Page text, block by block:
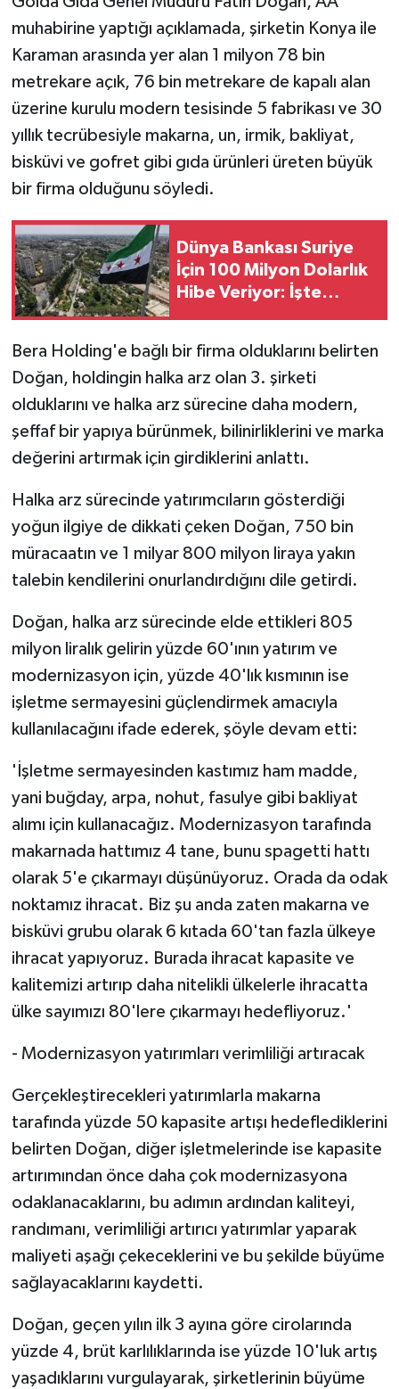
muhabirine yaptığı açıklamada, şirketin Konya ile
Karaman arasında yer alan 1 milyon 78 bin
metrekare açık, 76 bin metrekare de kapalı alan
üzerine kurulu modern tesisinde 5 fabrikası ve 30
yıllık tecrübesiyle makarna, un, irmik, bakliyat,
bisküvi ve gofret gibi gıda ürünleri üreten büyük
bir firma olduğunu söyledi.
Dünya Bankası Suriye
İçin 100 Milyon Dolarlık
Hibe Veriyor: İşte
Bera Holding'e bağlı bir firma olduklarını belirten
Doğan, holdingin halka arz olan 3. şirketi
olduklarını ve halka arz sürecine daha modern,
şeffaf bir yapıya bürünmek, bilinirliklerini ve marka
değerini artırmak için girdiklerini anlattı.
Halka arz sürecinde yatırımcıların gösterdiği
yoğun ilgiye de dikkati çeken Doğan, 750 bin
müracaatın ve 1 milyar 800 milyon liraya yakın
talebin kendilerini onurlandırdığını dile getirdi.
Doğan, halka arz sürecinde elde ettikleri 805
milyon liralık gelirin yüzde 60'ının yatırım ve
modernizasyon için, yüzde 40'lık kısmının ise
işletme sermayesini güçlendirmek amacıyla
kullanılacağını ifade ederek, şöyle devam etti:
'İşletme sermayesinden kastımız ham madde,
yani buğday, arpa, nohut, fasulye gibi bakliyat
alımı için kullanacağız. Modernizasyon tarafında
makarnada hattımız 4 tane, bunu spagetti hattı
olarak 5'e çıkarmayı düşünüyoruz. Orada da odak
noktamız ihracat. Biz şu anda zaten makarna ve
bisküvi grubu olarak 6 kıtada 60'tan fazla ülkeye
ihracat yapıyoruz. Burada ihracat kapasite ve
kalitemizi artırıp daha nitelikli ülkelerle ihracatta
ülke sayımızı 80'lere çıkarmayı hedefliyoruz.'
- Modernizasyon yatırımları verimliliği artıracak
Gerçekleştirecekleri yatırımlarla makarna
tarafında yüzde 50 kapasite artışı hedeflediklerini
belirten Doğan, diğer işletmelerinde ise kapasite
artırımından önce daha çok modernizasyona
odaklanacaklarını, bu adımın ardından kaliteyi,
randımanı, verimliliği artırıcı yatırımlar yaparak
maliyeti aşağı çekeceklerini ve bu şekilde büyüme
sağlayacaklarını kaydetti.
Doğan, geçen yılın ilk 3 ayına göre cirolarında
yüzde 4, brüt karlılıklarında ise yüzde 10'luk artış
yaşadıklarını vurgulayarak, şirketlerinin büyüme